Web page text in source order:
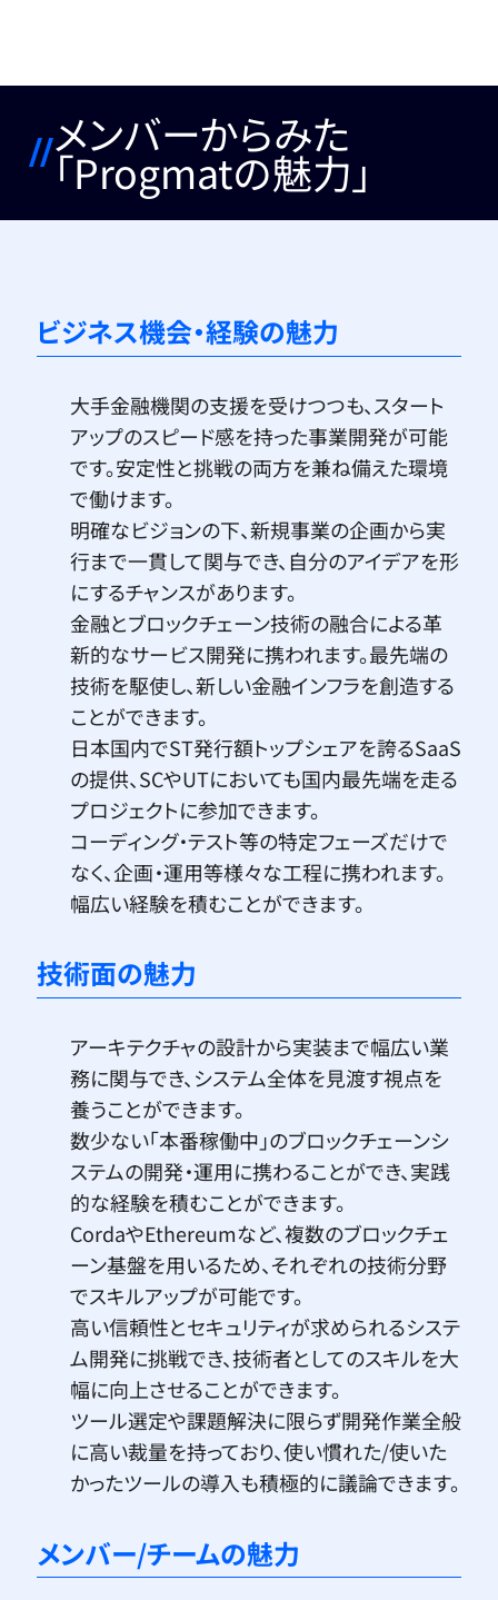
メンバーからみた
「Progmatの魅力」
ビジネス機会・経験の魅力
大手金融機関の支援を受けつつも、スタート
アップのスピード感を持った事業開発が可能
です。安定性と挑戦の両方を兼ね備えた環境
で働けます。
明確なビジョンの下、新規事業の企画から実
行まで一貫して関与でき、自分のアイデアを形
にするチャンスがあります。
金融とブロックチェーン技術の融合による革
新的なサービス開発に携われます。最先端の
技術を駆使し、新しい金融インフラを創造する
ことができます。
日本国内でST発行額トップシェアを誇るSaaS
の提供、SCやUTにおいても国内最先端を走る
プロジェクトに参加できます。
コーディング・テスト等の特定フェーズだけで
なく、企画・運用等様々な工程に携われます。
幅広い経験を積むことができます。
技術面の魅力
アーキテクチャの設計から実装まで幅広い業
務に関与でき、システム全体を見渡す視点を
養うことができます。
数少ない「本番稼働中」のブロックチェーンシ
ステムの開発・運用に携わることができ、実践
的な経験を積むことができます。
CordaやEthereumなど、複数のブロックチェ
ーン基盤を用いるため、それぞれの技術分野
でスキルアップが可能です。
高い信頼性とセキュリティが求められるシステ
ム開発に挑戦でき、技術者としてのスキルを大
幅に向上させることができます。
ツール選定や課題解決に限らず開発作業全般
に高い裁量を持っており、使い慣れた/使いた
かったツールの導入も積極的に議論できます。
メンバー/チームの魅力